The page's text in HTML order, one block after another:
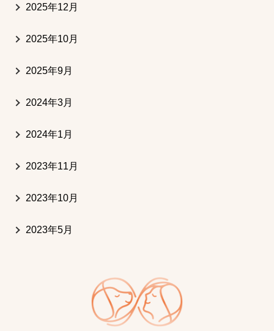
2025年12月
2025年10月
2025年9月
2024年3月
2024年1月
2023年11月
2023年10月
2023年5月